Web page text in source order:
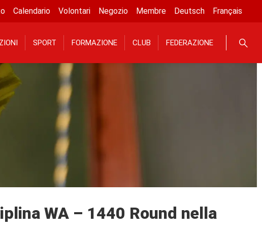
Calendario Volontari Negozio Membre Deutsch Français
SPORT FORMAZIONE CLUB FEDERAZIONE
WA – 1440 Round nella